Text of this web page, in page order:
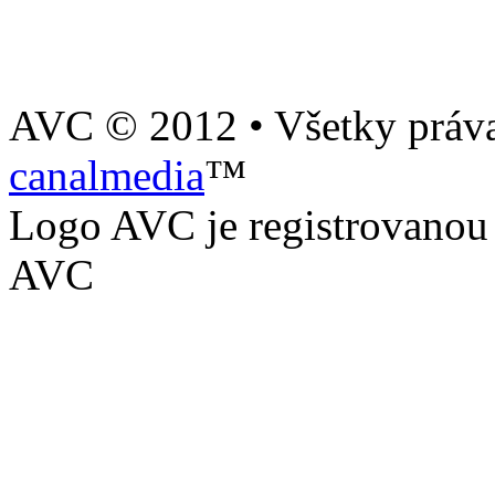
AVC © 2012 • Všetky
canalmedia™
Logo AVC je
AVC